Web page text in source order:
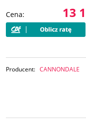
Cena: 13
Producent: CANNONDALE